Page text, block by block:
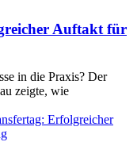
Auftakt für
in die Praxis? Der
zeigte, wie
Erfolgreicher